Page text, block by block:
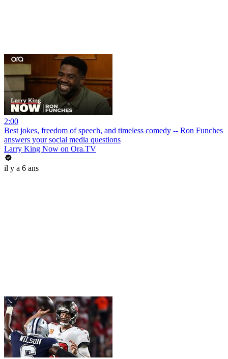
2:00
Best jokes, freedom of speech, and timeless comedy -- Ron Funches
answers your social media questions
Larry King Now on Ora.TV
il y a 6 ans